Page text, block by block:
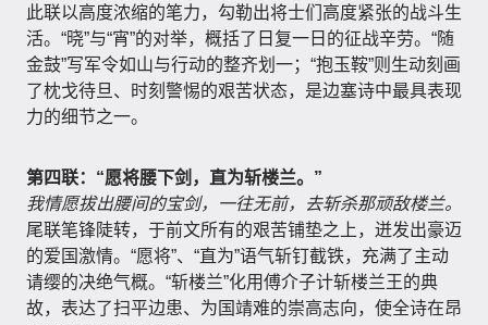
此联以高度浓缩的笔力，勾勒出将士们高度紧张的战斗生
活。“晓”与“宵”的对举，概括了日复一日的征战辛劳。“随
金鼓”写军令如山与行动的整齐划一；“抱玉鞍”则生动刻画
了枕戈待旦、时刻警惕的艰苦状态，是边塞诗中最具表现
力的细节之一。
第四联：“愿将腰下剑，直为斩楼兰。”
我情愿拔出腰间的宝剑，一往无前，去斩杀那顽敌楼兰。
尾联笔锋陡转，于前文所有的艰苦铺垫之上，迸发出豪迈
的爱国激情。“愿将”、“直为”语气斩钉截铁，充满了主动
请缨的决绝气概。“斩楼兰”化用傅介子计斩楼兰王的典
故，表达了扫平边患、为国靖难的崇高志向，使全诗在昂